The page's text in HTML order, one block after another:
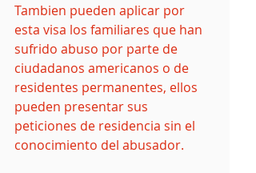
Tambien pueden aplicar por
esta visa los familiares que han
sufrido abuso por parte de
ciudadanos americanos o de
residentes permanentes, ellos
pueden presentar sus
peticiones de residencia sin el
conocimiento del abusador.